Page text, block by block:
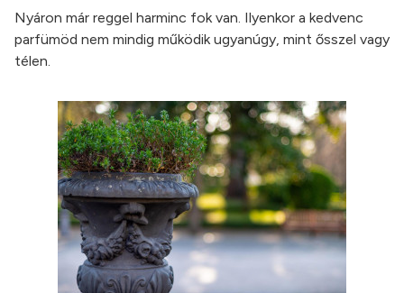
Nyáron már reggel harminc fok van. Ilyenkor a kedvenc
parfümöd nem mindig működik ugyanúgy, mint ősszel vagy
télen.